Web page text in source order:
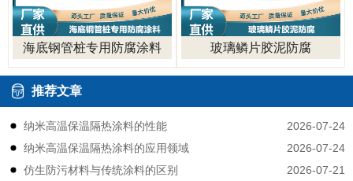
海底钢管桩专用防腐涂料 玻璃鳞片胶泥防腐
推荐文章
2026-07-24
纳米高温保温隔热涂料的性能
2026-07-24
纳米高温保温隔热涂料的应用领域
2026-07-21
仿生防污材料与传统涂料的区别